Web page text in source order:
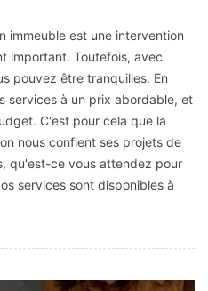
immeuble est une intervention
important. Toutefois, avec
pouvez être tranquilles. En
services à un prix abordable, et
C'est pour cela que la
nous confient ses projets de
qu'est-ce vous attendez pour
services sont disponibles à